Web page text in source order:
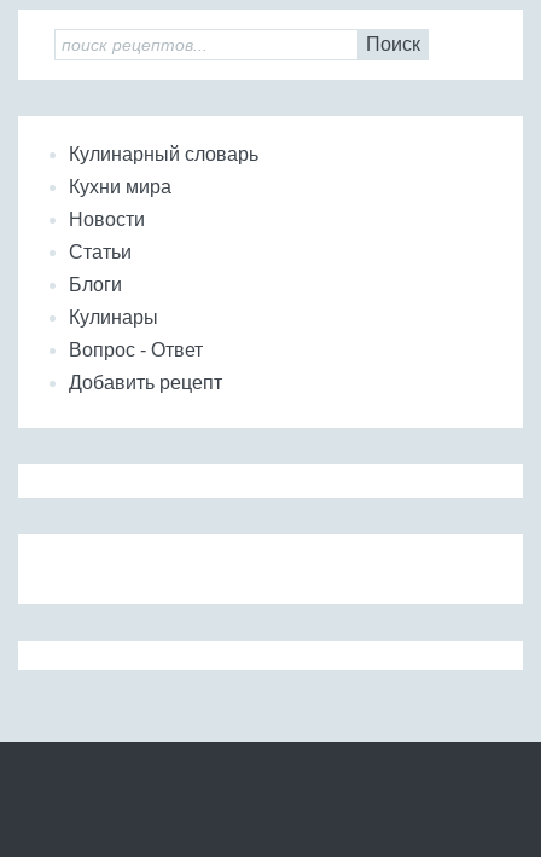
Поиск
Кулинарный словарь
Кухни мира
Новости
Статьи
Блоги
Кулинары
Вопрос - Ответ
Добавить рецепт